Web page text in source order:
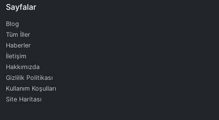
Sayfalar
Blog
Tüm İller
Haberler
İletişim
Hakkımızda
Gizlilik Politikası
Kullanım Koşulları
Site Haritası